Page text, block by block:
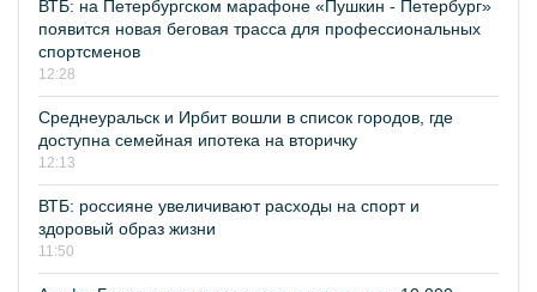
ВТБ: на Петербургском марафоне «Пушкин - Петербург»
появится новая беговая трасса для профессиональных
спортсменов
12:28
Среднеуральск и Ирбит вошли в список городов, где
доступна семейная ипотека на вторичку
12:13
ВТБ: россияне увеличивают расходы на спорт и
здоровый образ жизни
11:50